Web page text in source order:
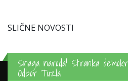
SLIČNE NOVOSTI
Snaga naroda! Stranka
Odbor Tuzla